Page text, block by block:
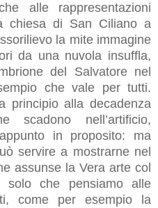
alle rappresentazioni
chiesa di San Ciliano a
la mite immagine
da una nuvola insuffla,
del Salvatore nel
che vale per tutti.
principio alla decadenza
scadono nell’artificio,
in proposito: ma
servire a mostrarne nel
assunse la Vera arte col
solo che pensiamo alle
come per esempio la